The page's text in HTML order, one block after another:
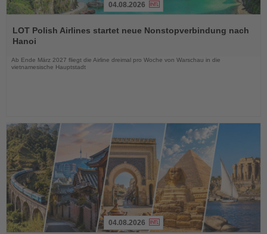
Sie
die
04.08.2026
LOT Polish Airlines startet neue Nonstopverbindung nach
Hanoi
Ab Ende März 2027 fliegt die Airline dreimal pro Woche von Warschau in die
vietnamesische Hauptstadt
04.08.2026